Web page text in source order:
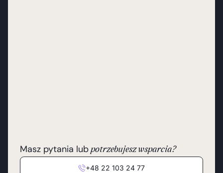
Masz pytania lubpotrzebujesz wsparcia?
+48 22 103 24 77